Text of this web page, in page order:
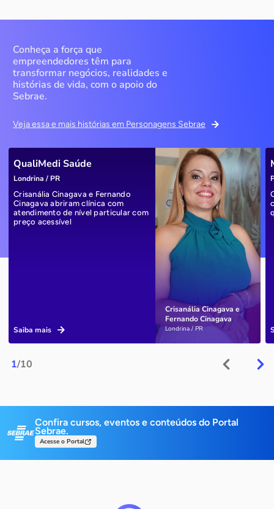
Conheça a força que
empreendedores têm para
transformar negócios, realidades e
histórias de vida, com o apoio do
Sebrae.
Veja essa e mais histórias em Personagens Sebrae
1/10
Crisanália Cinagava e
Fernando Cinagava
Londrina / PR
QualiMedi Saúde
Londrina / PR
Crisanália Cinagava e Fernando
Cinagava abriram clínica com
atendimento de nível particular com
preço acessível
Saiba mais
Confira cursos, eventos e conteúdos do Portal
Sebrae.
Acesse o Portal